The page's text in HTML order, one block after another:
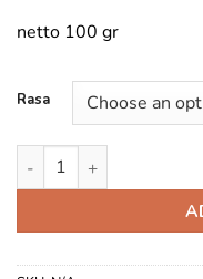
netto 100 gr
Rasa
Lanting Bumbu